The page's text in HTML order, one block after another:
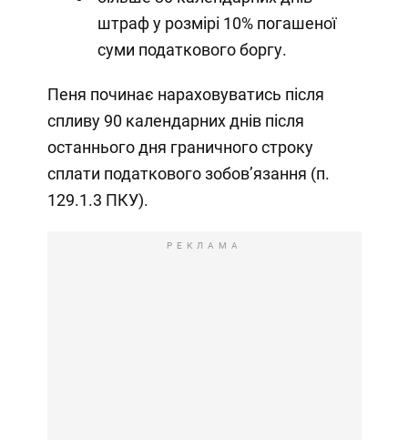
штраф у розмірі 10% погашеної
суми податкового боргу.
Пеня починає нараховуватись після
спливу 90 календарних днів після
останнього дня граничного строку
сплати податкового зобов’язання (п.
129.1.3 ПКУ).
РЕКЛАМА